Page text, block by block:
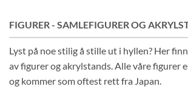
FIGURER - SAMLEFIGURER OG
Lyst på noe stilig å stille ut i hyllen? Her
av figurer og akrylstands. Alle våre figurer
og kommer som oftest rett fra Japan.